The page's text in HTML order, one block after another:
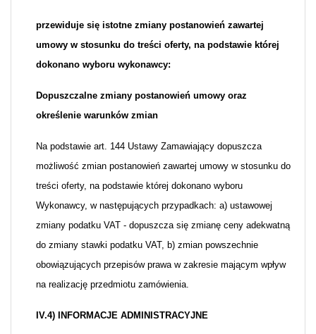
przewiduje się istotne zmiany postanowień zawartej
umowy w stosunku do treści oferty, na podstawie której
dokonano wyboru wykonawcy:
Dopuszczalne zmiany postanowień umowy oraz
określenie warunków zmian
Na podstawie art. 144 Ustawy Zamawiający dopuszcza
możliwość zmian postanowień zawartej umowy w stosunku do
treści oferty, na podstawie której dokonano wyboru
Wykonawcy, w następujących przypadkach: a) ustawowej
zmiany podatku VAT - dopuszcza się zmianę ceny adekwatną
do zmiany stawki podatku VAT, b) zmian powszechnie
obowiązujących przepisów prawa w zakresie mającym wpływ
na realizację przedmiotu zamówienia.
IV.4) INFORMACJE ADMINISTRACYJNE